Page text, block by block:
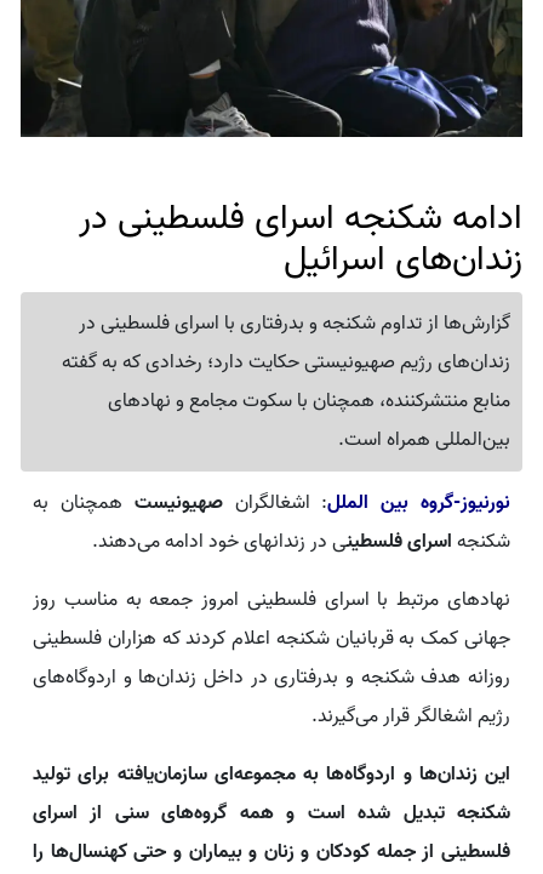
ادامه شکنجه اسرای فلسطینی در
زندان‌های اسرائیل
گزارش‌ها از تداوم شکنجه و بدرفتاری با اسرای فلسطینی در
زندان‌های رژیم صهیونیستی حکایت دارد؛ رخدادی که به گفته
منابع منتشرکننده، همچنان با سکوت مجامع و نهادهای
بین‌المللی همراه است.
نورنیوز-گروه بین الملل: اشغالگرانصهیونیست همچنان به
شکنجهاسرای فلسطینی در زندانهای خود ادامه می‌دهند.
نهادهای مرتبط با اسرای فلسطینی امروز جمعه به مناسب روز
جهانی کمک به قربانیان شکنجه اعلام کردند که هزاران فلسطینی
روزانه هدف شکنجه و بدرفتاری در داخل زندان‌ها و اردوگاه‌های
رژیم اشغالگر قرار می‌گیرند.
این زندان‌ها و اردوگاه‌ها به مجموعه‌ای سازمان‌یافته برای تولید
شکنجه تبدیل شده است و همه گروه‌های سنی از اسرای
فلسطینی از جمله کودکان و زنان و بیماران و حتی کهنسال‌ها را